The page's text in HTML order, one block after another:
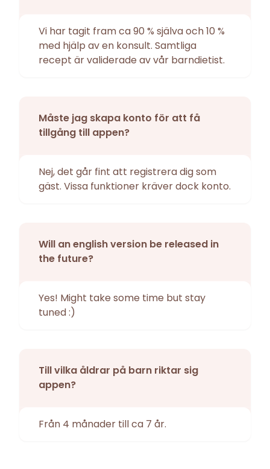
Vi har tagit fram ca 90 % själva och 10 %
med hjälp av en konsult. Samtliga
recept är validerade av vår barndietist.
Måste jag skapa konto för att få
tillgång till appen?
Nej, det går fint att registrera dig som
gäst. Vissa funktioner kräver dock konto.
Will an english version be released in
the future?
Yes! Might take some time but stay
tuned :)
Till vilka åldrar på barn riktar sig
appen?
Från 4 månader till ca 7 år.